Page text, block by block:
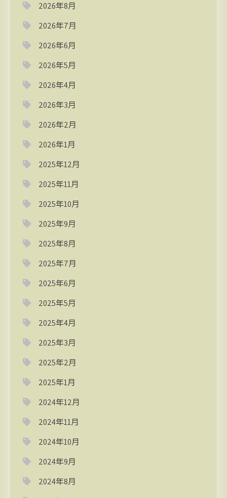
2026年8月
2026年7月
2026年6月
2026年5月
2026年4月
2026年3月
2026年2月
2026年1月
2025年12月
2025年11月
2025年10月
2025年9月
2025年8月
2025年7月
2025年6月
2025年5月
2025年4月
2025年3月
2025年2月
2025年1月
2024年12月
2024年11月
2024年10月
2024年9月
2024年8月